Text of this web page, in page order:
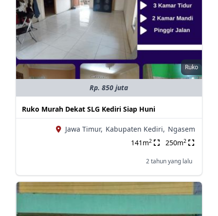
Ruko
Rp. 850 juta
Ruko Murah Dekat SLG Kediri Siap Huni
Jawa Timur, Kabupaten Kediri, Ngasem
141m2 250m2
2 tahun yang lalu